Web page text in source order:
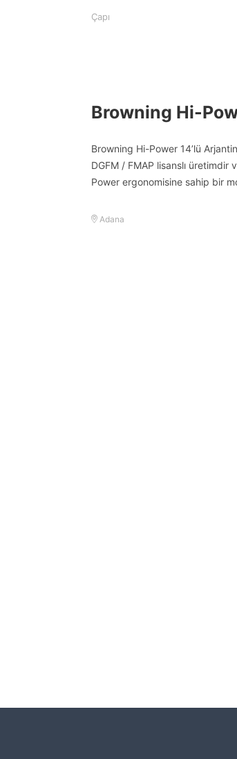
Çapı
Browning Hi-
Browning Hi-Power 14’lü
DGFM / FMAP lisanslı
Power ergonomisine sahip bir
Adana